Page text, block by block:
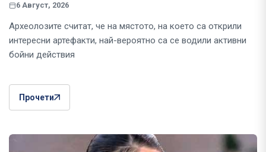
6 Август, 2026
Археолозите считат, че на мястото, на което са открили
интересни артефакти, най-вероятно са се водили активни
бойни действия
Прочети